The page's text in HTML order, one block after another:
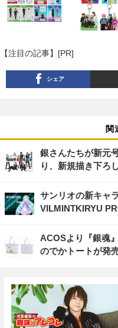
【注目の記事】[PR]
シェア
関
銀さんたちが新元
り、新規描き下ろ
サンリオの新キャ
VILMINTKIRYU
ACOSより『銀魂
のでかトートが発